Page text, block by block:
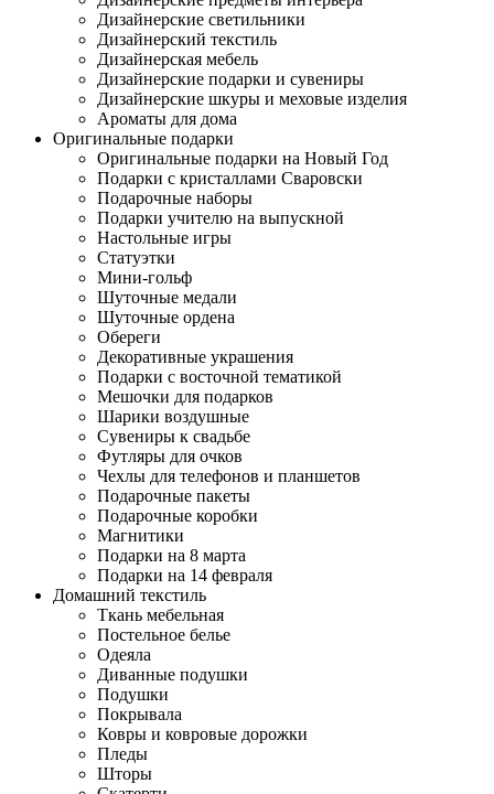
Дизайнерские светильники
Дизайнерский текстиль
Дизайнерская мебель
Дизайнерские подарки и сувениры
Дизайнерские шкуры и меховые изделия
Ароматы для дома
Оригинальные подарки
Оригинальные подарки на Новый Год
Подарки с кристаллами Сваровски
Подарочные наборы
Подарки учителю на выпускной
Настольные игры
Статуэтки
Мини-гольф
Шуточные медали
Шуточные ордена
Обереги
Декоративные украшения
Подарки с восточной тематикой
Мешочки для подарков
Шарики воздушные
Сувениры к свадьбе
Футляры для очков
Чехлы для телефонов и планшетов
Подарочные пакеты
Подарочные коробки
Магнитики
Подарки на 8 марта
Подарки на 14 февраля
Домашний текстиль
Ткань мебельная
Постельное белье
Одеяла
Диванные подушки
Подушки
Покрывала
Ковры и ковровые дорожки
Пледы
Шторы